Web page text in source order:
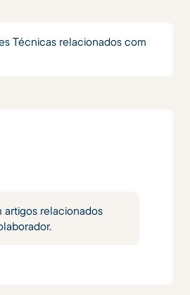
Técnicas relacionados com
artigos relacionados